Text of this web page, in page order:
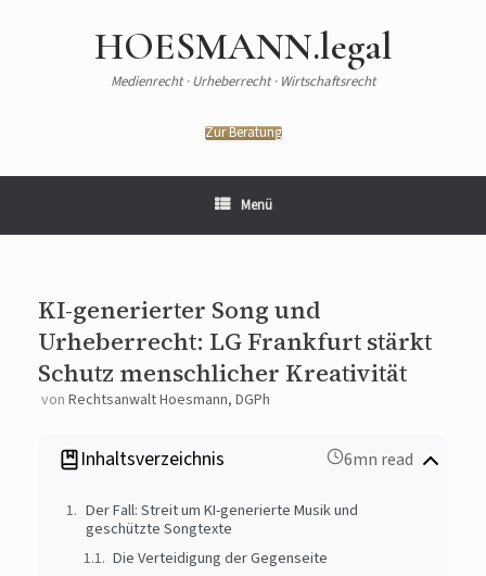
HOESMANN.legal
Medienrecht · Urheberrecht · Wirtschaftsrecht
Zur Beratung
Menü
KI-generierter Song und
Urheberrecht: LG Frankfurt stärkt
Schutz menschlicher Kreativität
von Rechtsanwalt Hoesmann, DGPh
Inhaltsverzeichnis 6mn read
Der Fall: Streit um KI-generierte Musik und
geschützte Songtexte
Die Verteidigung der Gegenseite